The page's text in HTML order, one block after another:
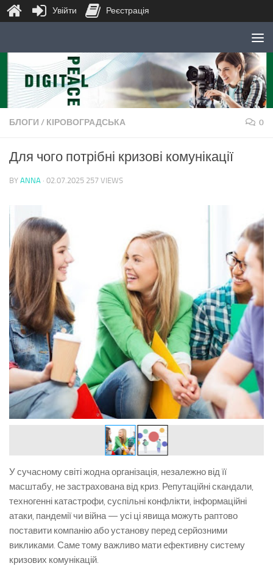
Skip to content
БЛОГИ / КІРОВОГРАДСЬКА 0
Для чого потрібні кризові комунікації
BY ANNA · 02.07.2025 257 VIEWS
У сучасному світі жодна організація, незалежно від її
масштабу, не застрахована від криз. Репутаційні скандали,
техногенні катастрофи, суспільні конфлікти, інформаційні
атаки, пандемії чи війна — усі ці явища можуть раптово
поставити компанію або установу перед серйозними
викликами. Саме тому важливо мати ефективну систему
кризових комунікацій.
Увійти Реєстрація